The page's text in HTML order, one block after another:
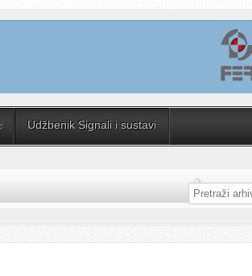
Udžbenik Signali i sustavi